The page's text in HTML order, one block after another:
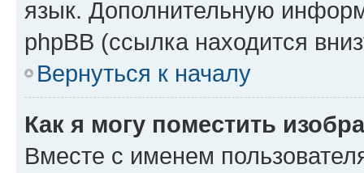
язык. Дополнительную
phpBB (ссылка находится
Вернуться к началу
Как я могу поместить
Вместе с именем